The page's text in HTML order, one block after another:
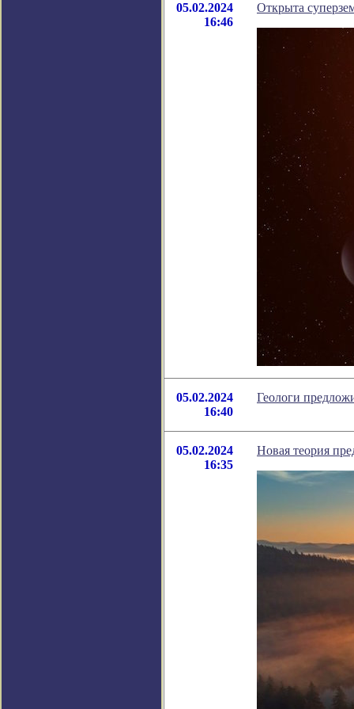
05.02.2024
16:46
Открыта
05.02.2024
16:40
Геологи
05.02.2024
16:35
Новая теория